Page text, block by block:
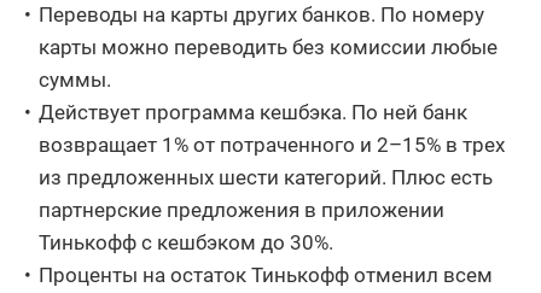
Переводы на карты других банков. По номеру
карты можно переводить без комиссии любые
суммы.
Действует программа кешбэка. По ней банк
возвращает 1% от потраченного и 2–15% в трех
из предложенных шести категорий. Плюс есть
партнерские предложения в приложении
Тинькофф с кешбэком до 30%.
Проценты на остаток Тинькофф отменил всем